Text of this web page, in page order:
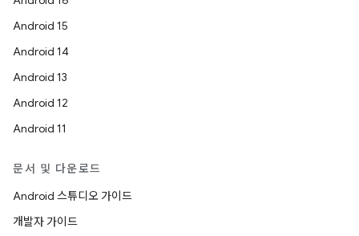
Android 15
Android 14
Android 13
Android 12
Android 11
문서 및 다운로드
Android 스튜디오 가이드
개발자 가이드